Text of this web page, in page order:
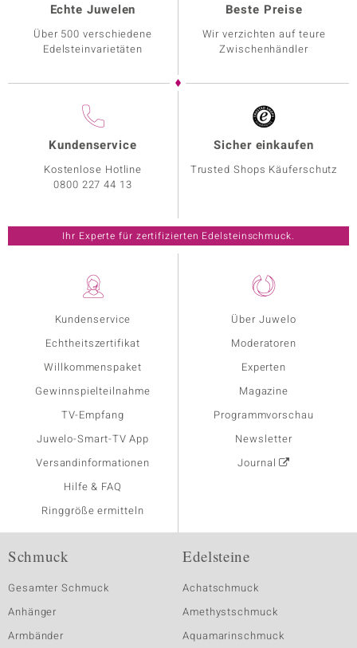
Kundenservice
Echtheitszertifikat
Willkommenspaket
Gewinnspielteilnahme
TV-Empfang
Juwelo-Smart-TV App
Versandinformationen
Hilfe & FAQ
Ringgröße ermitteln
Über Juwelo
Moderatoren
Experten
Magazine
Programmvorschau
Newsletter
Journal
Echte Juwelen
Über 500 verschiedene
Edelsteinvarietäten
Beste Preise
Wir verzichten auf teure
Zwischenhändler
Kundenservice
Kostenlose Hotline
0800 227 44 13
Sicher einkaufen
Trusted Shops Käuferschutz
Ihr Experte für zertifizierten Edelsteinschmuck.
Schmuck
Gesamter Schmuck
Anhänger
Armbänder
Edelsteine
Achatschmuck
Amethystschmuck
Aquamarinschmuck